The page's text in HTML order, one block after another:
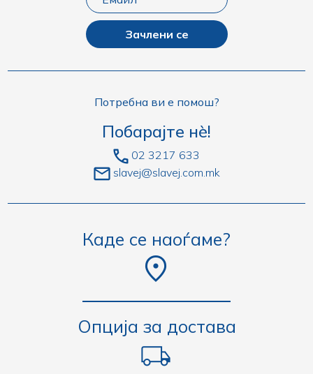
Зачлени се
Потребна ви е помош?
Побарајте нè!
02 3217 633
slavej@slavej.com.mk
Каде се наоѓаме?
Опција за достава